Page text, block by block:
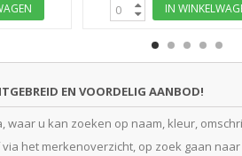
IN
EN VOORDELIG AANBOD!
u kan zoeken op naam, kleur,
het merkenoverzicht, op zoek gaan